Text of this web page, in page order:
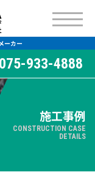
ーカー
075-933-4888
施工事例
CONSTRUCTION CASE
DETAILS